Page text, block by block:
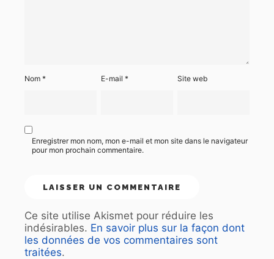
Nom * E-mail* Site web
Enregistrer mon nom, mon e-mail et mon site dans le navigateur
pour mon prochain commentaire.
Ce site utilise Akismet pour réduire les
indésirables. En savoir plus sur la façon dont
les données de vos commentaires sont
traitées.